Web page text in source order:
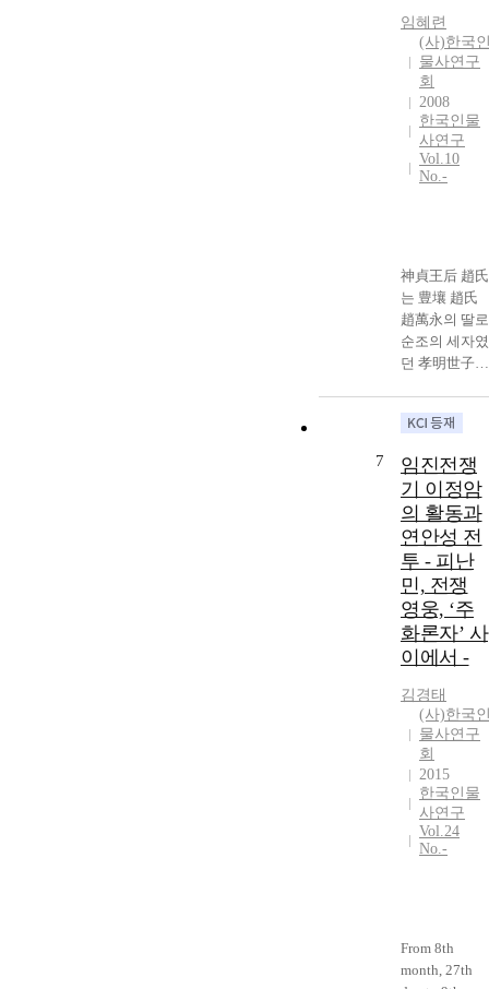
Ryu Sung-
Ryong was the
Wigwan(Head
officer of Trial)
at the time of
the tragic
accident.
However,
including Jung
also were the
er of Trial) at
that time. At
this point, I
the Dynasty,
Chugukcheon
g(Office of
Trial
Processes). All
accidents
happened on
base of their
historical
conditions.
That is the
reason why we
have to pay
attention to
theory of
party-confict.
Progressive
group
members. In
1882, he had
led the
establishment
of the Joseon-
America
the
of Foreign
Affairs from
December
1884 to June
June 1894 to
February 1896.
passed away in
1922, he was
incessantly
interested in
the Protection,
Annexation,
and
Independence
of his nation.
His theory of
represented by
his “Theory of
serving two
ends(兩得論)”.
The gist of the
theory is that
“If Joseon(朝
鮮) remains as
but is
sovereign(自
임혜련
(사)한국
물사연구
회
2008
한국인물
사연구
Vol.10
No.-
神貞王后 趙氏
는 豊壤 趙氏
趙萬永의 딸로
순조의 세자였
던 孝明世子의
다. 그녀는 대
효명세자가 승
하하여 왕비가
되지는 못하였
다. 그러나 아
들 헌종이 왕
이 되자 왕대
비가 되었고,
철종대 대왕대
비였던 純元王
后가 죽자 대
왕대비가 되었
다. 그리고 철
종이 후사왕을
정하지 못하고
사망하자 신정
왕후는 고종을
즉위하도록 하
고 4년간 垂簾
安東 金氏와
함께 정국을
7
임진전쟁
기 이정암
의 활동과
연안성 전
투 - 피난
민, 전쟁
영웅, ‘주
화론자’ 사
이에서 -
김경태
(사)한국
물사연구
회
2015
한국인물
사연구
Vol.24
No.-
From 8th
month, 27th